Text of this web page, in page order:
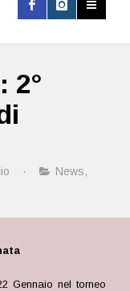
2°
· News,
Gennaio nel torneo